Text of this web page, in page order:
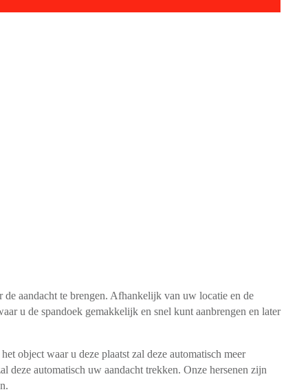
aandacht te brengen. Afhankelijk van uw locatie en de
u de spandoek gemakkelijk en snel kunt aanbrengen en later
object waar u deze plaatst zal deze automatisch meer
automatisch uw aandacht trekken. Onze hersenen zijn